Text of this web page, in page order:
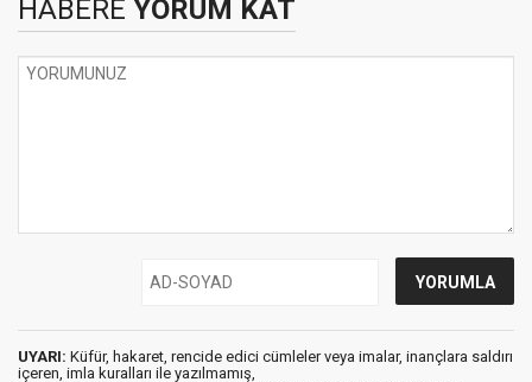
HABERE YORUM KAT
UYARI: Küfür, hakaret, rencide edici cümleler veya imalar, inançlara saldırı
içeren, imla kuralları ile yazılmamış,